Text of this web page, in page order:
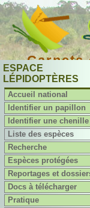
Carnets
ESPACE
LÉPIDOPTÈRES
Accueil national
Identifier un papillon
Identifier une chenille
Liste des espèces
Recherche
Espèces protégées
Reportages et
Docs à télécharger
Pratique